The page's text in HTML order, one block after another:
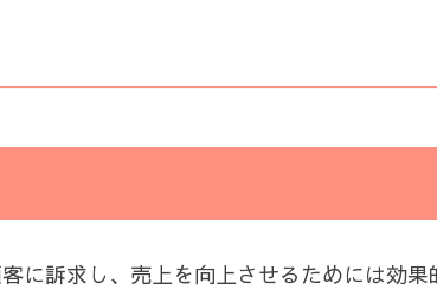
に訴求し、売上を向上させるためには効果